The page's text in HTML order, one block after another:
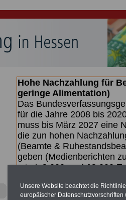
Hohe Nachzahlung für
geringe Alimentation)
Das
für die Jahre 2008 bis
muss bis März 2027 eine
die zun hohen
(Beamte &
geben (Medienberichten
mind.3.000 und 13.000
des Gesetzentwurfs der
Unsere Website beachtet die
europäischer